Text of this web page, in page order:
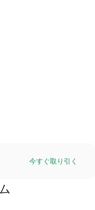
今すぐ取り引く